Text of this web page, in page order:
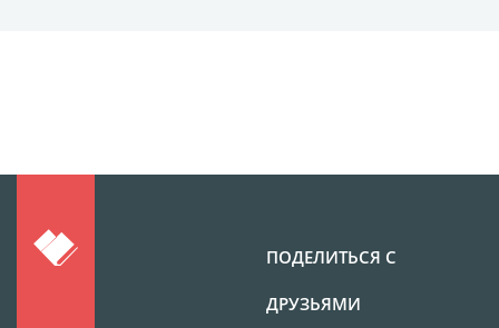
Кухонные
Фото на стеклянной
ПОДЕЛИТЬСЯ С
ДРУЗЬЯМИ